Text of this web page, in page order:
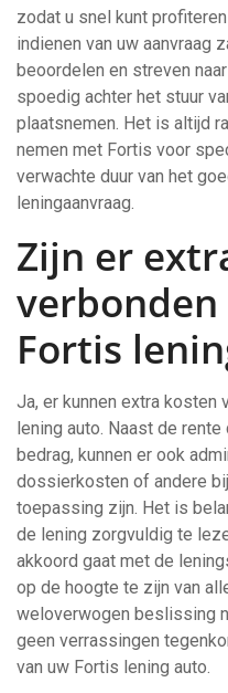
zodat u snel kunt
indienen van uw aanvraag
beoordelen en streven
spoedig achter het stuur
plaatsnemen. Het is altijd
nemen met Fortis voor
verwachte duur van het
leningaanvraag.
Zijn er
verbonden
Fortis
Ja, er kunnen extra kosten
lening auto. Naast de
bedrag, kunnen er ook
dossierkosten of andere
toepassing zijn. Het is
de lening zorgvuldig te
akkoord gaat met de
op de hoogte te zijn van
weloverwogen beslissing
geen verrassingen
van uw Fortis lening auto.